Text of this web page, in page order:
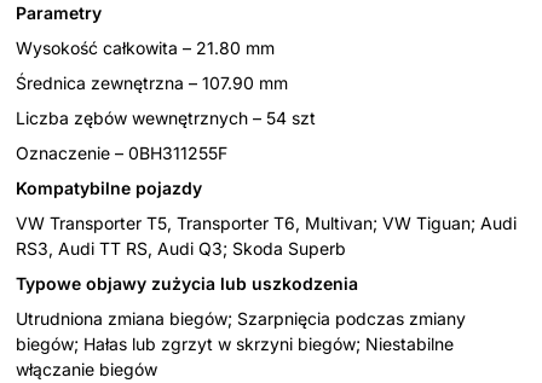
Parametry
Wysokość całkowita – 21.80 mm
Średnica zewnętrzna – 107.90 mm
Liczba zębów wewnętrznych – 54 szt
Oznaczenie – 0BH311255F
Kompatybilne pojazdy
VW Transporter T5, Transporter T6, Multivan; VW Tiguan; Audi
RS3, Audi TT RS, Audi Q3; Skoda Superb
Typowe objawy zużycia lub uszkodzenia
Utrudniona zmiana biegów; Szarpnięcia podczas zmiany
biegów; Hałas lub zgrzyt w skrzyni biegów; Niestabilne
włączanie biegów